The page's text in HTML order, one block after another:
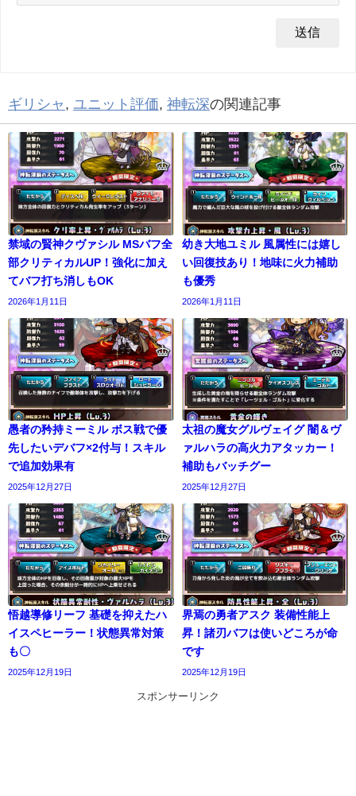
ギリシャ , ユニット評価, 神転深の関連記事
禁域の賢神クヴァシル MSバフ全
部クリティカルUP！強化に加え
てバフ打ち消しもOK
2026年1月11日
幼き大地ユミル 風属性には嬉し
い回復技あり！地味に火力補助
も優秀
2026年1月11日
愚者の矜持ミーミル ボス戦で優
先したいデバフ×2付与！スキル
で追加効果有
2025年12月27日
太祖の魔女グルヴェイグ 闇＆ヴ
ァルハラの高火力アタッカー！
補助もバッチグー
2025年12月27日
悟越導修リーフ 基礎を抑えたハ
イスペヒーラー！状態異常対策
も〇
2025年12月19日
界焉の勇者アスク 装備性能上
昇！諸刃バフは使いどころが命
です
2025年12月19日
スポンサーリンク